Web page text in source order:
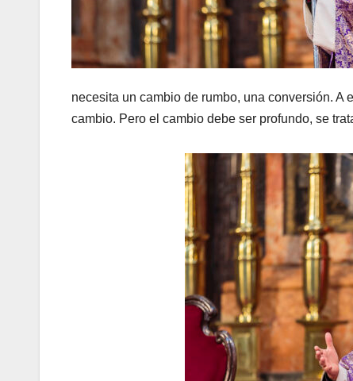
necesita un cambio de rumbo, una conversión.
cambio. Pero el cambio debe ser profundo, se